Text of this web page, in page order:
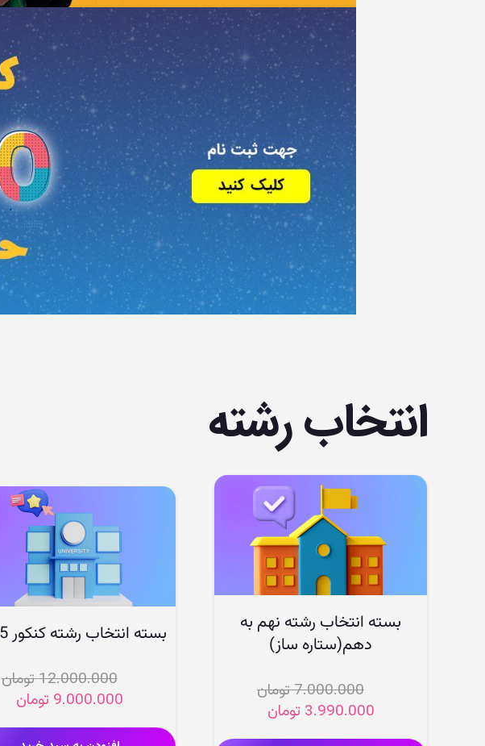
انتخاب رشته
بسته انتخاب رشته نهم به
دهم(ستاره ساز)
7.000.000تومان
قیمت
3.990.000 تومان
بسته انتخاب رشته کنکور 1405
12.000.000تومان
قیمت
12.000.000 تومان
9.000.000 تومان